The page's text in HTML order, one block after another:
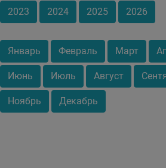
2023 2024 2025 2026
Январь Февраль Март
Июнь Июль Август
Ноябрь Декабрь